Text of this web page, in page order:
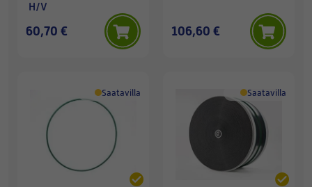
H/V
60,70 € 106,60 €
Saatavilla Saatavilla